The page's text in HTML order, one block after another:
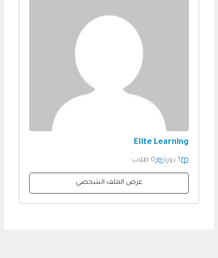
Elite Learning
1 دورة 0 طلاب
عرض الملف الشخصي